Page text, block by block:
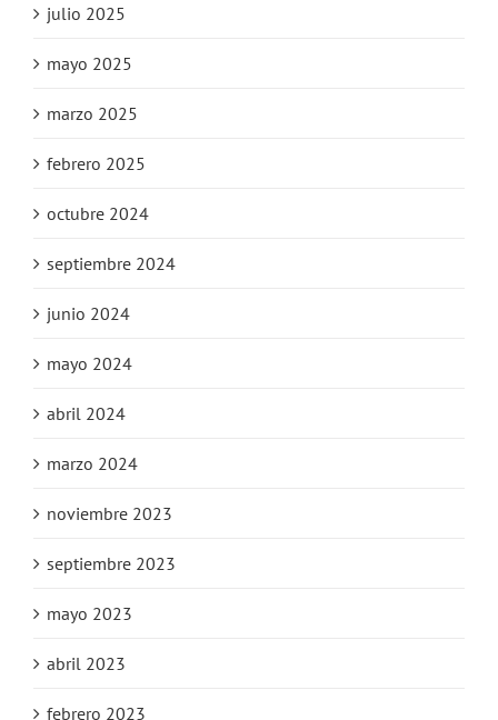
julio 2025
mayo 2025
marzo 2025
febrero 2025
octubre 2024
septiembre 2024
junio 2024
mayo 2024
abril 2024
marzo 2024
noviembre 2023
septiembre 2023
mayo 2023
abril 2023
febrero 2023